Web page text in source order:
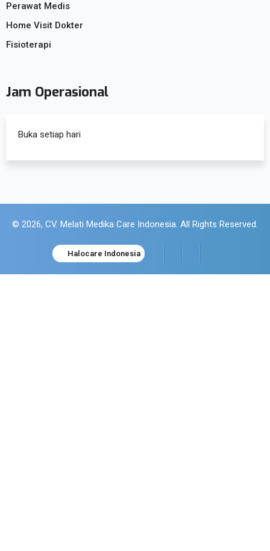
Perawat Medis
Home Visit Dokter
Fisioterapi
Jam Operasional
Buka setiap hari
© 2026, CV. Melati Medika Care Indonesia. All Rights Reserved.
Halocare Indonesia